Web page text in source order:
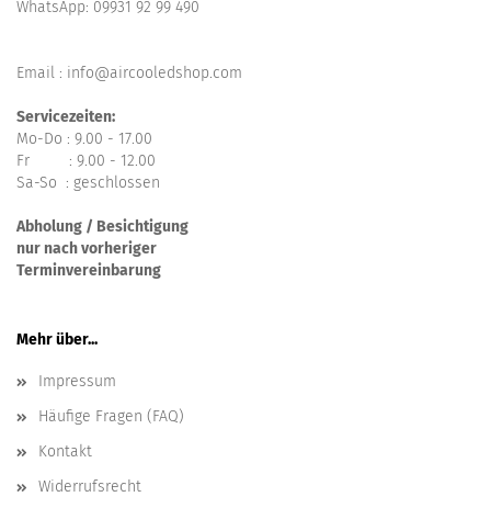
WhatsApp: 09931 92 99 490
Email : info@aircooledshop.com
Servicezeiten:
Mo-Do : 9.00 - 17.00
Fr : 9.00 - 12.00
Sa-So : geschlossen
Abholung / Besichtigung
nur nach vorheriger
Terminvereinbarung
Mehr über...
Impressum
Häufige Fragen (FAQ)
Kontakt
Widerrufsrecht